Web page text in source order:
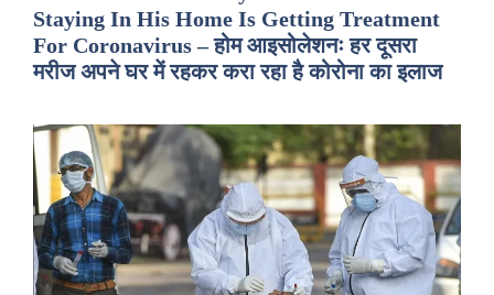
Staying In His Home Is Getting Treatment
For Coronavirus – होम आइसोलेशनः हर दूसरा
मरीज अपने घर में रहकर करा रहा है कोरोना का इलाज